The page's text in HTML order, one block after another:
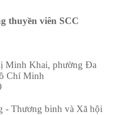
thuyền viên SCC
Minh Khai, phường Đa
Chí Minh
- Thương binh và Xã hội